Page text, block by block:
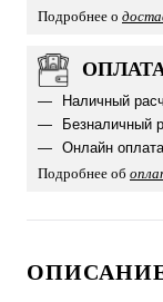
Подробнее о
Наличный
Безналичный
Онлайн
Подробнее об